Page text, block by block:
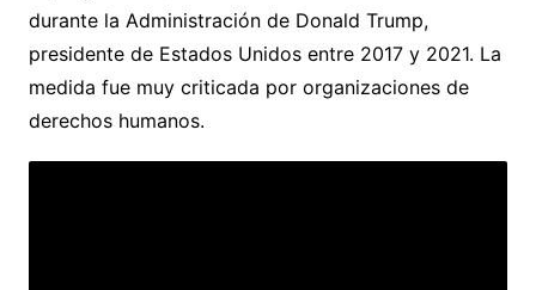
durante la Administración de Donald Trump,
presidente de Estados Unidos entre 2017 y 2021. La
medida fue muy criticada por organizaciones de
derechos humanos.